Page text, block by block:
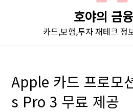
호야의 금
카드,보험,투자 재테크 정
Apple 카드 프로모
s Pro 3 무료 제공